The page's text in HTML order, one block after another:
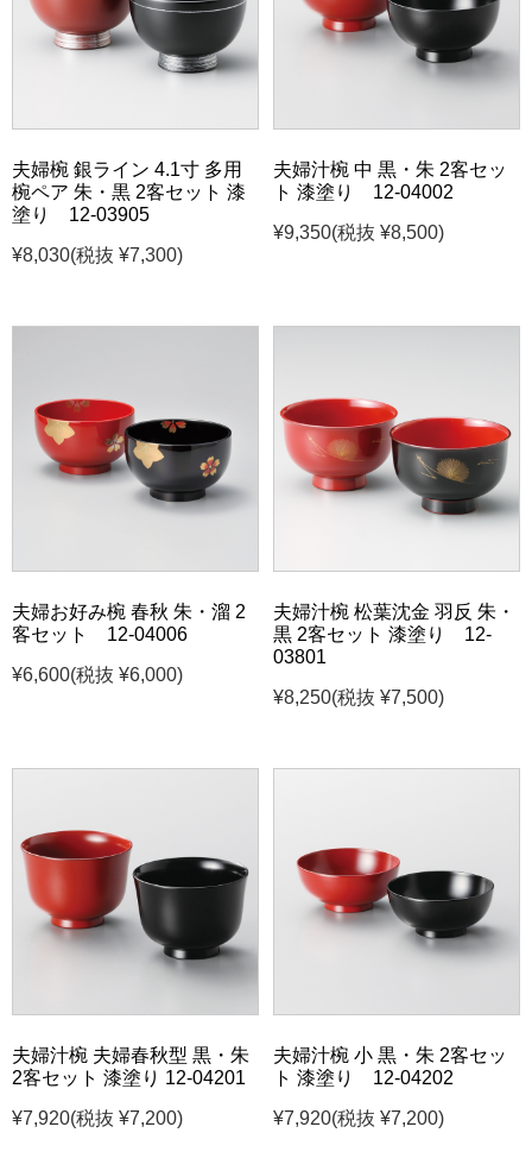
夫婦椀 銀ライン 4.1寸 多用
椀ペア 朱・黒 2客セット 漆
塗り 12-03905
¥8,030(税抜 ¥7,300)
夫婦汁椀 中 黒・朱 2客セッ
ト 漆塗り 12-04002
¥9,350(税抜 ¥8,500)
夫婦お好み椀 春秋 朱・溜 2
客セット 12-04006
¥6,600(税抜 ¥6,000)
夫婦汁椀 松葉沈金 羽反 朱・
黒 2客セット 漆塗り 12-
03801
¥8,250(税抜 ¥7,500)
夫婦汁椀 夫婦春秋型 黒・朱
2客セット 漆塗り 12-04201
¥7,920(税抜 ¥7,200)
夫婦汁椀 小 黒・朱 2客セッ
ト 漆塗り 12-04202
¥7,920(税抜 ¥7,200)